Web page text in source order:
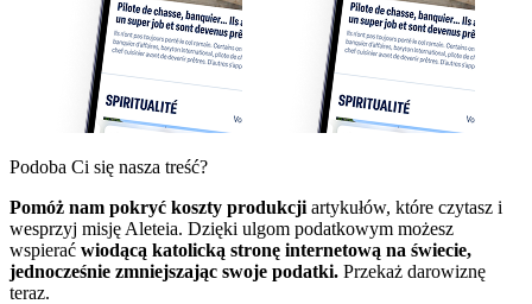
Podoba Ci się nasza treść?
Pomóż nam pokryć koszty produkcji artykułów, które czytasz i
wesprzyj misję Aleteia. Dzięki ulgom podatkowym możesz
wspierać wiodącą katolicką stronę internetową na świecie,
jednocześnie zmniejszając swoje podatki. Przekaż darowiznę
teraz.